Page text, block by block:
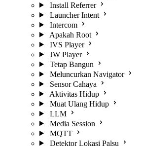
Install Referrer
Launcher Intent
Intercom
Apakah Root
IVS Player
JW Player
Tetap Bangun
Meluncurkan Navigator
Sensor Cahaya
Aktivitas Hidup
Muat Ulang Hidup
LLM
Media Session
MQTT
Detektor Lokasi Palsu